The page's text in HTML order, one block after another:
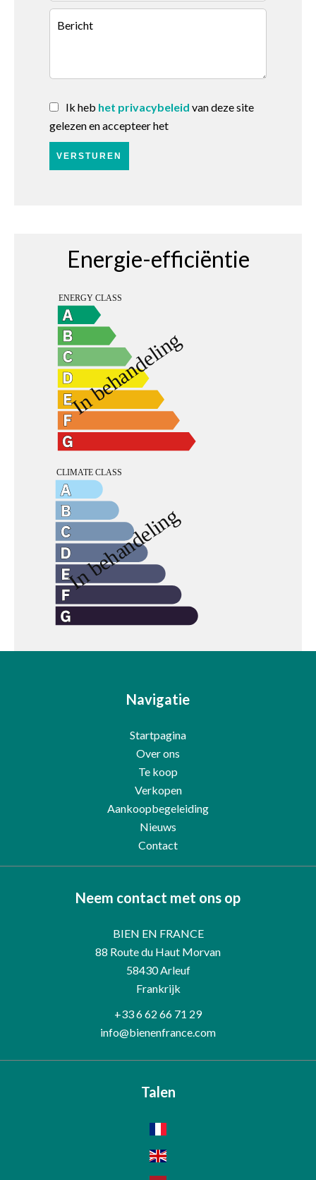
Ik heb het privacybeleid van deze site
gelezen en accepteer het
VERSTUREN
Energie-efficiëntie
Navigatie
Startpagina
Over ons
Te koop
Verkopen
Aankoopbegeleiding
Nieuws
Contact
Neem contact met ons op
BIEN EN FRANCE
88 Route du Haut Morvan
58430Arleuf
Frankrijk
+33 6 62 66 71 29
info@bienenfrance.com
Talen